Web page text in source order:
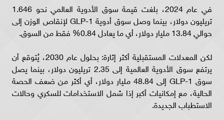
في عام 2024، بلغت قيمة سوق الأدوية العالمي نحو 1.646
تريليون دولار، بينما وصل سوق أدوية GLP-1 لإنقاص الوزن إلى
حوالي 13.84 مليار دولار، أي ما يعادل 0.84% فقط من السوق.
لكن المعدلات المستقبلية أكثر إثارة: بحلول عام 2030، يُتوقع أن
يرتفع سوق الأدوية العالمية إلى 2.35 تريليون دولار، بينما يصل
سوق GLP-1 إلى 48.84 مليار دولار، أي أكثر من ضعف الحصة
الحالية، مع إمكانيات أكبر إذا شمل الاستخدامات للسكري وحالات
الاستطباب الجديدة.